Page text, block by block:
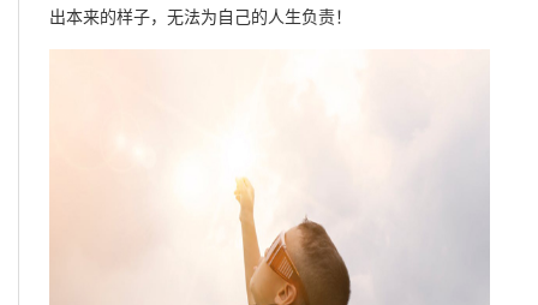
出本来的样子，无法为自己的人生负责！